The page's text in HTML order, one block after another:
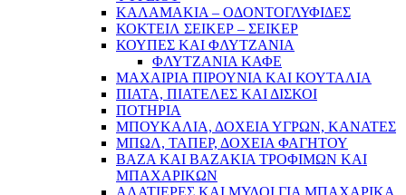
ΚΑΛΑΜΑΚΙΑ – ΟΔΟΝΤΟΓΛΥΦΙΔΕΣ
ΚΟΚΤΕΙΛ ΣΕΙΚΕΡ – ΣΕΙΚΕΡ
ΚΟΥΠΕΣ ΚΑΙ ΦΛΥΤΖΑΝΙΑ
ΦΛΥΤΖΑΝΙΑ ΚΑΦΕ
ΜΑΧΑΙΡΙΑ ΠΙΡΟΥΝΙΑ ΚΑΙ ΚΟΥΤΑΛΙΑ
ΠΙΑΤΑ, ΠΙΑΤΕΛΕΣ ΚΑΙ ΔΙΣΚΟΙ
ΠΟΤΗΡΙΑ
ΜΠΟΥΚΑΛΙΑ, ΔΟΧΕΙΑ ΥΓΡΩΝ, ΚΑΝΑΤΕΣ
ΜΠΩΛ, ΤΑΠΕΡ, ΔΟΧΕΙΑ ΦΑΓΗΤΟΥ
ΒΑΖΑ ΚΑΙ ΒΑΖΑΚΙΑ ΤΡΟΦΙΜΩΝ ΚΑΙ
ΜΠΑΧΑΡΙΚΩΝ